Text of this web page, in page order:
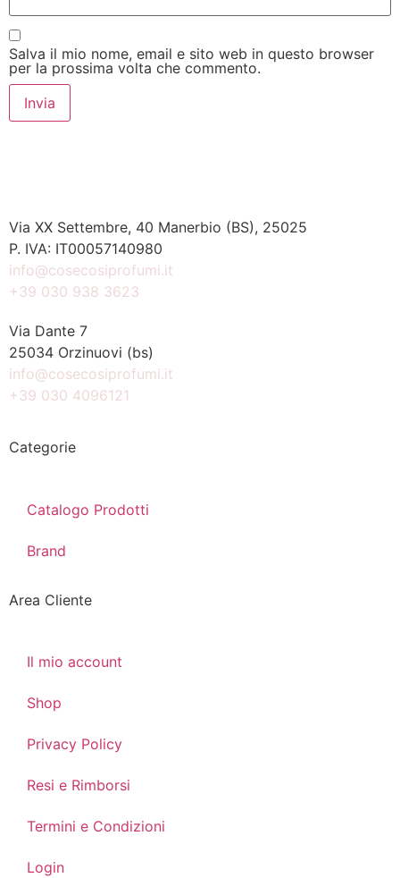
Salva il mio nome, email e sito web in questo browser
per la prossima volta che commento.
Via XX Settembre, 40 Manerbio (BS), 25025
P. IVA: IT00057140980
info@cosecosiprofumi.it
+39 030 938 3623
Via Dante 7
25034 Orzinuovi (bs)
info@cosecosiprofumi.it
+39 030 4096121
Categorie
Catalogo Prodotti
Brand
Area Cliente
Il mio account
Shop
Privacy Policy
Resi e Rimborsi
Termini e Condizioni
Login